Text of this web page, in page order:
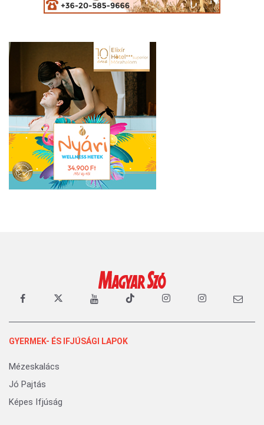
GYERMEK- ÉS IFJÚSÁGI LAPOK
Mézeskalács
Jó Pajtás
Képes Ifjúság